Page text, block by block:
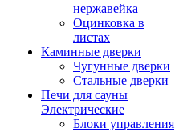
нержавейка
Оцинковка в
листах
Каминные дверки
Чугунные дверки
Стальные дверки
Печи для сауны
Электрические
Блоки управления